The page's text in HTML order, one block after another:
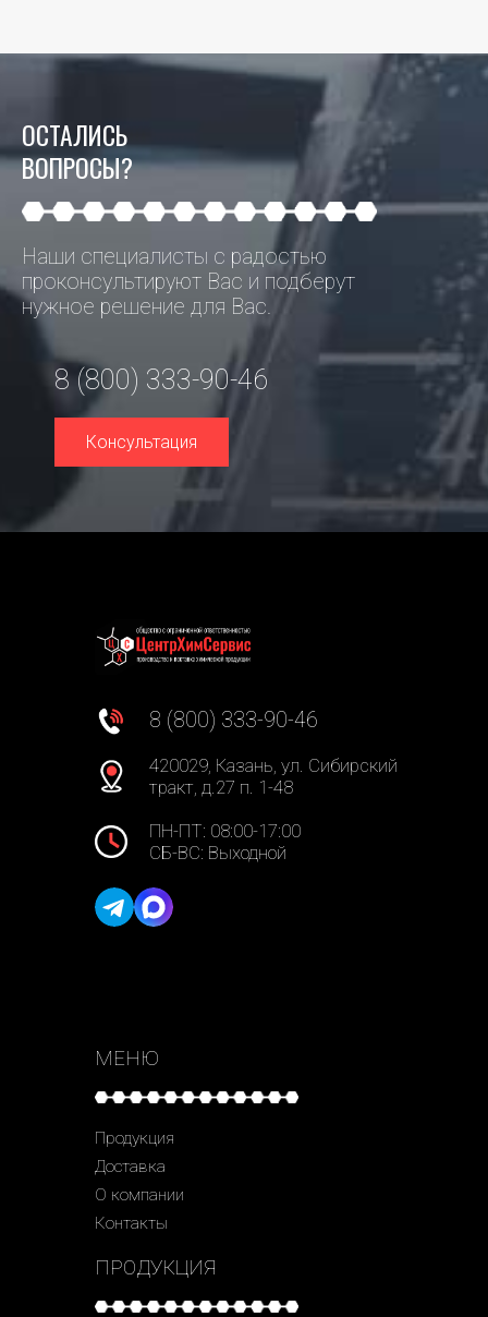
ОСТАЛИСЬ
ВОПРОСЫ?
Наши специалисты с радостью
проконсультируют Вас и подберут
нужное решение для Вас.
8 (800) 333-90-46
Консультация
8 (800) 333-90-46
420029, Казань, ул. Сибирский
тракт, д.27 п. 1-48
ПН-ПТ: 08:00-17:00
СБ-ВС: Выходной
МЕНЮ
Продукция
Доставка
О компании
Контакты
ПРОДУКЦИЯ